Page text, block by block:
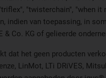
"twisterchain", "when
indien van toepassing, in
& Co. KG of gelieerde
dat het geen producten
LinMot, LTi DRiVES,